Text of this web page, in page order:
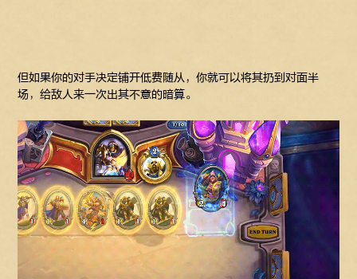
但如果你的对手决定铺开低费随从，你就可以将其扔到对面半
场，给敌人来一次出其不意的暗算。